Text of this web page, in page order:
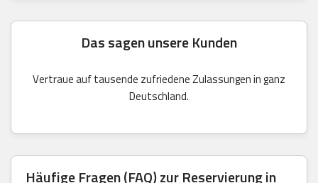
Das sagen unsere Kunden
Vertraue auf tausende zufriedene Zulassungen in ganz
Deutschland.
Häufige Fragen (FAQ) zur Reservierung in